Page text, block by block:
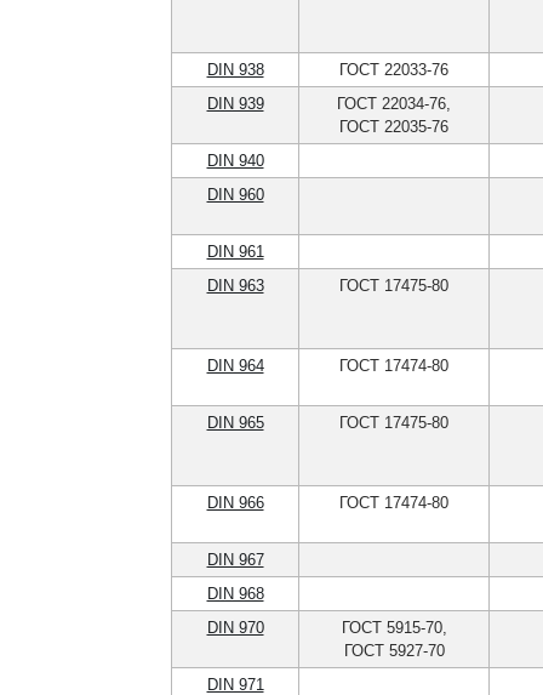
DIN 938
ГОСТ 22033-76
DIN 939
ГОСТ 22034-76,
ГОСТ 22035-76
DIN 940
DIN 960
DIN 961
DIN 963
ГОСТ 17475-80
DIN 964 ГОСТ 17474-80
DIN 965
ГОСТ 17475-80
DIN 966 ГОСТ 17474-80
DIN 967
DIN 968
DIN 970
ГОСТ 5915-70,
ГОСТ 5927-70
DIN 971